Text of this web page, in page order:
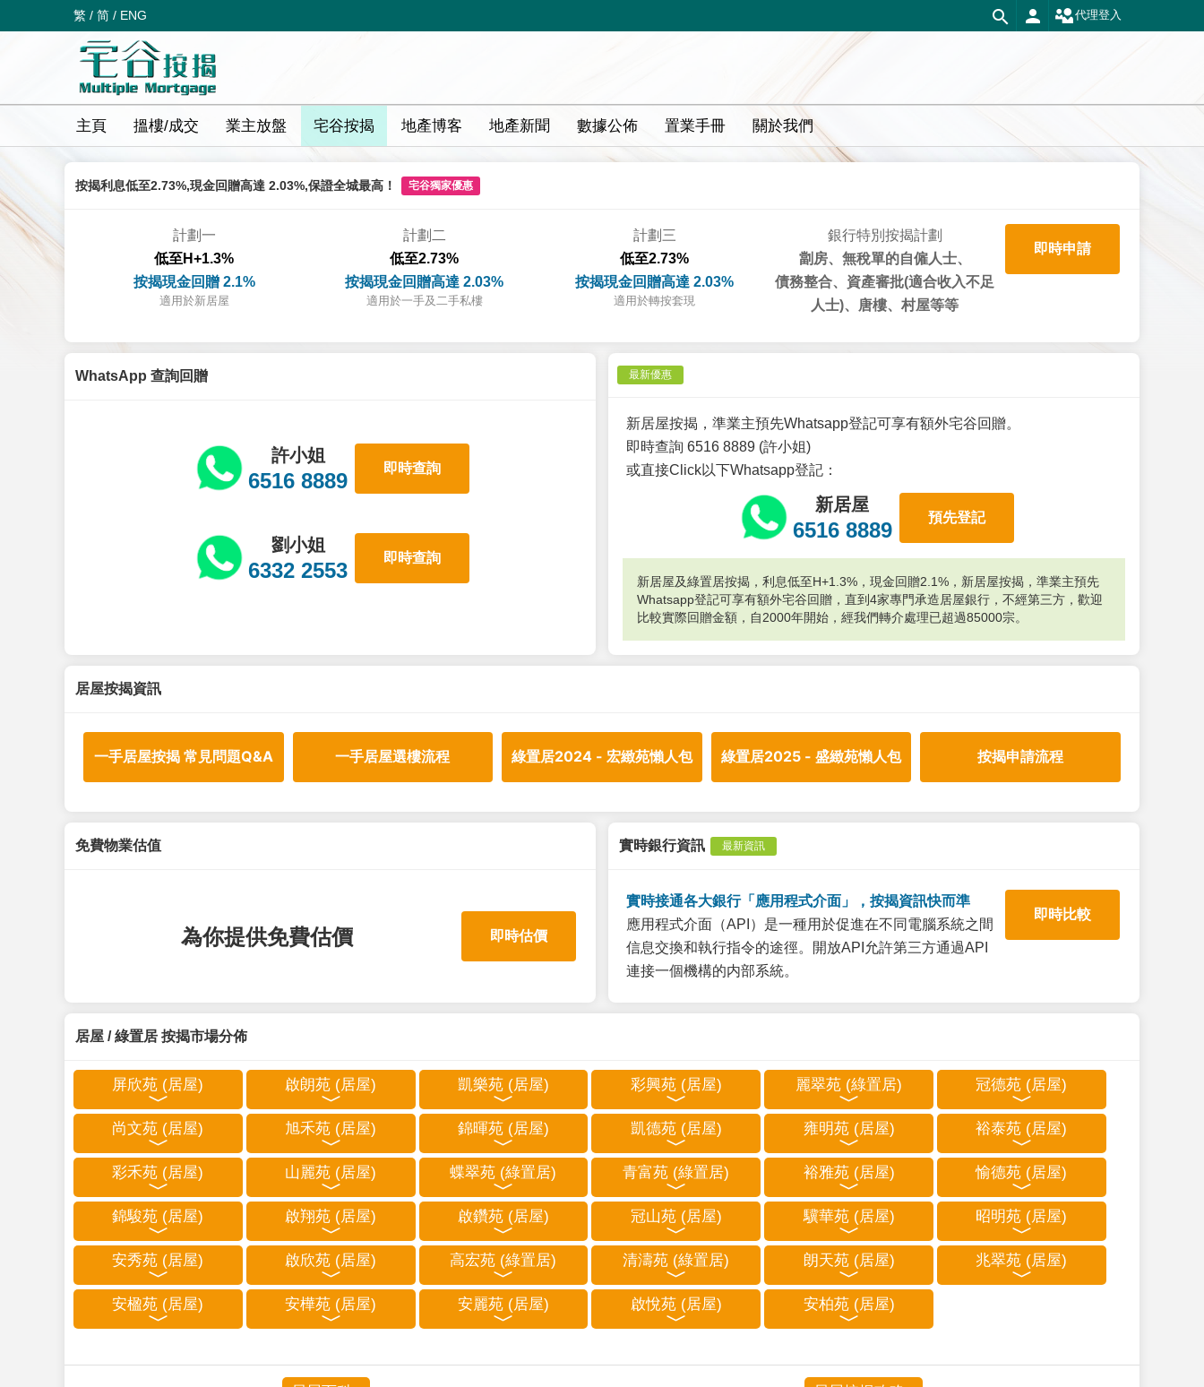
繁 / 简 / ENG 代理登入
主頁 搵樓/成交 業主放盤 宅谷按揭 地產博客 地產新聞 數據公佈 置業手冊 關於我們
按揭利息低至2.73%,現金回贈高達 2.03%,保證全城最高！ 宅谷獨家優惠
計劃一
低至H+1.3%
按揭現金回贈 2.1%
適用於新居屋
計劃二
低至2.73%
按揭現金回贈高達 2.03%
適用於一手及二手私樓
計劃三
低至2.73%
按揭現金回贈高達 2.03%
適用於轉按套現
銀行特別按揭計劃
劏房、無稅單的自僱人士、
債務整合、資產審批(適合收入不足
人士)、唐樓、村屋等等
即時申請
WhatsApp 查詢回贈
許小姐
6516 8889
即時查詢
劉小姐
6332 2553
即時查詢
最新優惠
新居屋按揭，準業主預先Whatsapp登記可享有額外宅谷回贈。
即時查詢 6516 8889 (許小姐)
或直接Click以下Whatsapp登記：
新居屋
6516 8889
預先登記
新居屋及綠置居按揭，利息低至H+1.3%，現金回贈2.1%，新居屋按揭，準業主預先
Whatsapp登記可享有額外宅谷回贈，直到4家專門承造居屋銀行，不經第三方，歡迎
比較實際回贈金額，自2000年開始，經我們轉介處理已超過85000宗。
居屋按揭資訊
一手居屋按揭 常見問題Q&A 一手居屋選樓流程 綠置居2024 - 宏緻苑懶人包 綠置居2025 - 盛緻苑懶人包 按揭申請流程
免費物業估值
為你提供免費估價 即時估價
實時銀行資訊 最新資訊
實時接通各大銀行「應用程式介面」，按揭資訊快而準
應用程式介面（API）是一種用於促進在不同電腦系統之間
信息交換和執行指令的途徑。開放API允許第三方通過API
連接一個機構的内部系統。
即時比較
居屋 / 綠置居 按揭市場分佈
屏欣苑 (居屋) 啟朗苑 (居屋) 凱樂苑 (居屋) 彩興苑 (居屋) 麗翠苑 (綠置居) 冠德苑 (居屋)
尚文苑 (居屋) 旭禾苑 (居屋) 錦暉苑 (居屋) 凱德苑 (居屋) 雍明苑 (居屋) 裕泰苑 (居屋)
彩禾苑 (居屋) 山麗苑 (居屋) 蝶翠苑 (綠置居) 青富苑 (綠置居) 裕雅苑 (居屋) 愉德苑 (居屋)
錦駿苑 (居屋) 啟翔苑 (居屋) 啟鑽苑 (居屋) 冠山苑 (居屋) 驥華苑 (居屋) 昭明苑 (居屋)
安秀苑 (居屋) 啟欣苑 (居屋) 高宏苑 (綠置居) 清濤苑 (綠置居) 朗天苑 (居屋) 兆翠苑 (居屋)
安楹苑 (居屋) 安樺苑 (居屋) 安麗苑 (居屋) 啟悅苑 (居屋) 安柏苑 (居屋)